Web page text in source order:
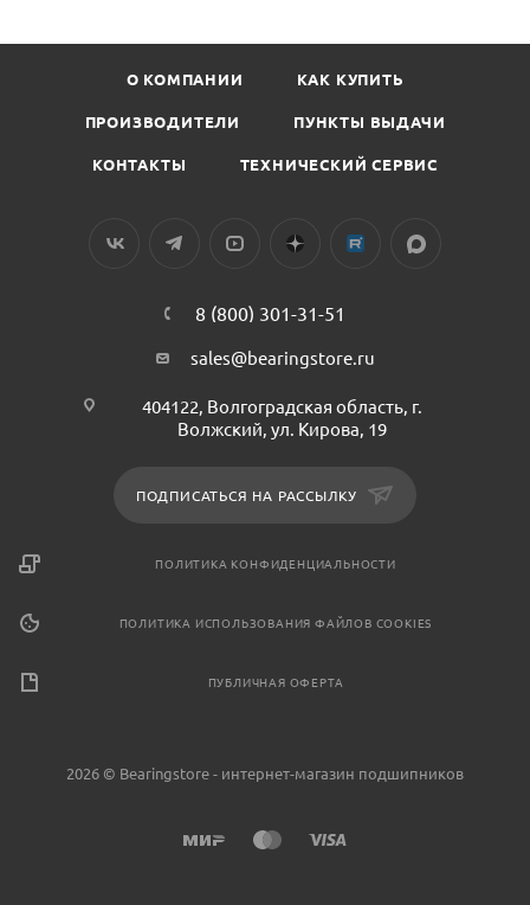
О КОМПАНИИ КАК КУПИТЬ
ПРОИЗВОДИТЕЛИ ПУНКТЫ ВЫДАЧИ
КОНТАКТЫ ТЕХНИЧЕСКИЙ СЕРВИС
8 (800) 301-31-51
sales@bearingstore.ru
404122, Волгоградская область, г.
Волжский, ул. Кирова, 19
ПОДПИСАТЬСЯ НА РАССЫЛКУ
ПОЛИТИКА КОНФИДЕНЦИАЛЬНОСТИ
ПОЛИТИКА ИСПОЛЬЗОВАНИЯ ФАЙЛОВ COOKIES
ПУБЛИЧНАЯ ОФЕРТА
2026 © Bearingstore - интернет-магазин подшипников